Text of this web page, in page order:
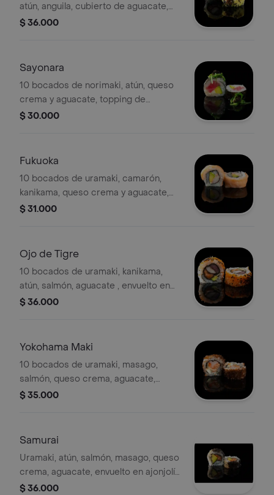
atún, anguila, cubierto de aguacate,
ajonjolí negro, topping de mayonesa
$ 36.000
Sayonara
10 bocados de norimaki, atún, queso
crema y aguacate, topping de
wakame y tobiko.
$ 30.000
Fukuoka
10 bocados de uramaki, camarón,
kanikama, queso crema y aguacate,
envuelto en salmón.
$ 31.000
Ojo de Tigre
10 bocados de uramaki, kanikama,
atún, salmón, aguacate , envuelto en
masago y ajonjolí negro, topping de
$ 36.000
Yokohama Maki
10 bocados de uramaki, masago,
salmón, queso crema, aguacate,
envuelto en tobiko., topping de salsa
$ 35.000
Samurai
Uramaki, atún, salmón, masago, queso
crema, aguacate, envuelto en ajonjolí
blanco, ajonjolí negro, tobiko.
$ 36.000